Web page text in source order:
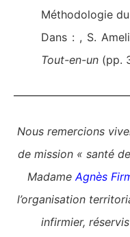
Méthodologie
Dans : , S.
Tout-en-un (pp.
Nous remercions
de mission « santé
MadameAgnès
l’organisation
infirmier,